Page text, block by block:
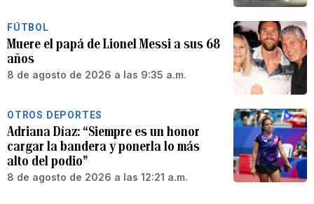
FÚTBOL
Muere el papá de Lionel Messi a sus 68
años
8 de agosto de 2026 a las 9:35 a.m.
OTROS DEPORTES
Adriana Díaz: “Siempre es un honor
cargar la bandera y ponerla lo más
alto del podio”
8 de agosto de 2026 a las 12:21 a.m.